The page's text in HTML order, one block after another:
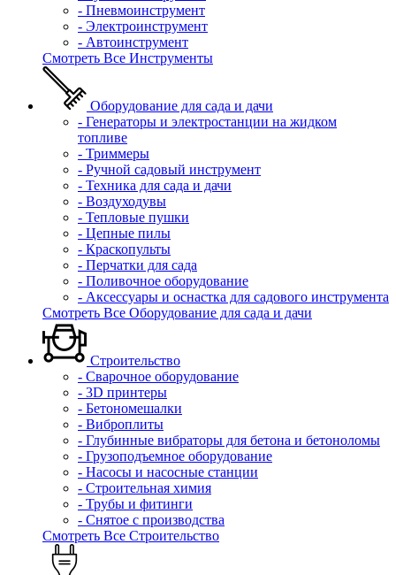
- Пневмоинструмент
- Электроинструмент
- Автоинструмент
Смотреть Все Инструменты
Оборудование для сада и дачи
- Генераторы и электростанции на жидком
топливе
- Триммеры
- Ручной садовый инструмент
- Техника для сада и дачи
- Воздуходувы
- Тепловые пушки
- Цепные пилы
- Краскопульты
- Перчатки для сада
- Поливочное оборудование
- Аксессуары и оснастка для садового инструмента
Смотреть Все Оборудование для сада и дачи
Строительство
- Сварочное оборудование
- 3D принтеры
- Бетономешалки
- Виброплиты
- Глубинные вибраторы для бетона и бетоноломы
- Грузоподъемное оборудование
- Насосы и насосные станции
- Строительная химия
- Трубы и фитинги
- Снятое с производства
Смотреть Все Строительство